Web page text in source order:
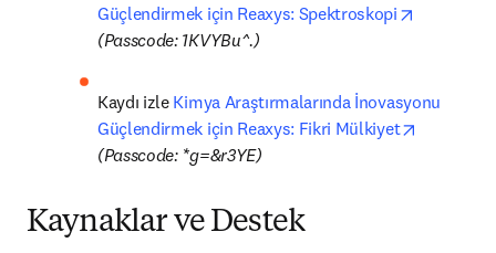
Güçlendirmek için Reaxys: Spektroskopi
(Passcode: 1KVYBu^.)
Kaydı izle Kimya Araştırmalarında İnovasyonu
Güçlendirmek için Reaxys: Fikri Mülkiyet
(Passcode: *g=&r3YE)
Kaynaklar ve Destek